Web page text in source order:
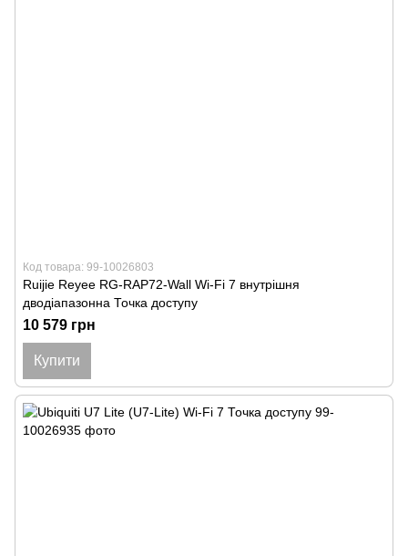
Код товара: 99-10026803
Ruijie Reyee RG-RAP72-Wall Wi-Fi 7 внутрішня
дводіапазонна Точка доступу
10 579 грн
Купити